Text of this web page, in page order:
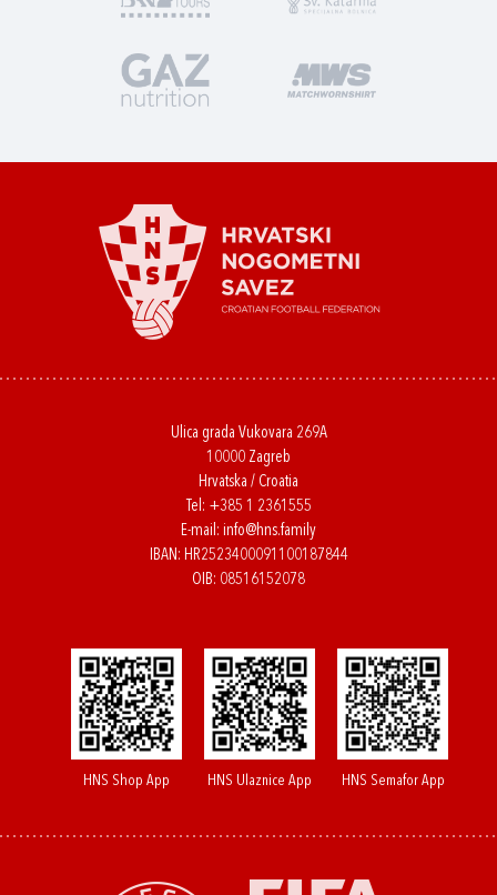
Ulica grada Vukovara 269A
10000 Zagreb
Hrvatska / Croatia
Tel: +385 1 2361555
E-mail: info@hns.family
IBAN: HR2523400091100187844
OIB: 08516152078
HNS Shop App HNS Ulaznice App HNS Semafor App